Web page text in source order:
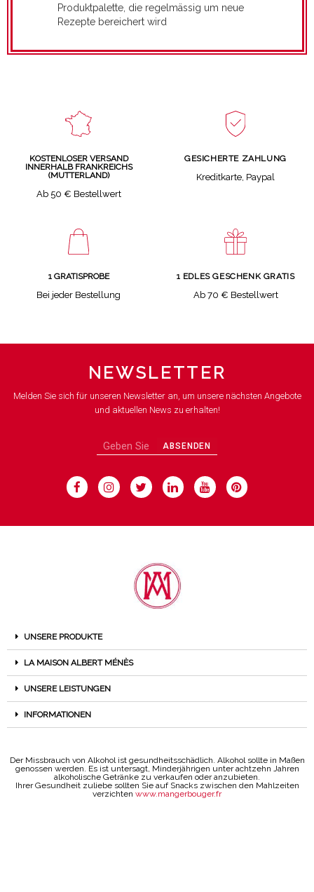
Produktpalette, die regelmässig um neue
Rezepte bereichert wird
KOSTENLOSER VERSAND
INNERHALB FRANKREICHS
(MUTTERLAND)
Ab 50 € Bestellwert
GESICHERTE ZAHLUNG
Kreditkarte, Paypal
1 GRATISPROBE
Bei jeder Bestellung
1 EDLES GESCHENK GRATIS
Ab 70 € Bestellwert
NEWSLETTER
Melden Sie sich für unseren Newsletter an, um unsere nächsten Angebote
und aktuellen News zu erhalten!
ABSENDEN
UNSERE PRODUKTE
LA MAISON ALBERT MÉNÈS
UNSERE LEISTUNGEN
INFORMATIONEN
Der Missbrauch von Alkohol ist gesundheitsschädlich. Alkohol sollte in Maßen
genossen werden. Es ist untersagt, Minderjährigen unter achtzehn Jahren
alkoholische Getränke zu verkaufen oder anzubieten.
Ihrer Gesundheit zuliebe sollten Sie auf Snacks zwischen den Mahlzeiten
verzichten www.mangerbouger.fr